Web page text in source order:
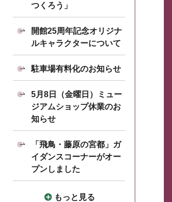
つくろう」
開館25周年記念オリジナ
ルキャラクターについて
駐車場有料化のお知らせ
5月8日（金曜日）ミュー
ジアムショップ休業のお
知らせ
「飛鳥・藤原の宮都」ガ
イダンスコーナーがオー
プンしました
もっと見る